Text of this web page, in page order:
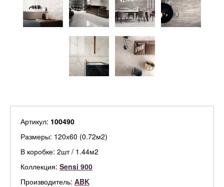
Артикул: 100490
Размеры: 120х60 (0.72м2)
В коробке: 2шт / 1.44м2
Коллекция: Sensi 900
Производитель: ABK